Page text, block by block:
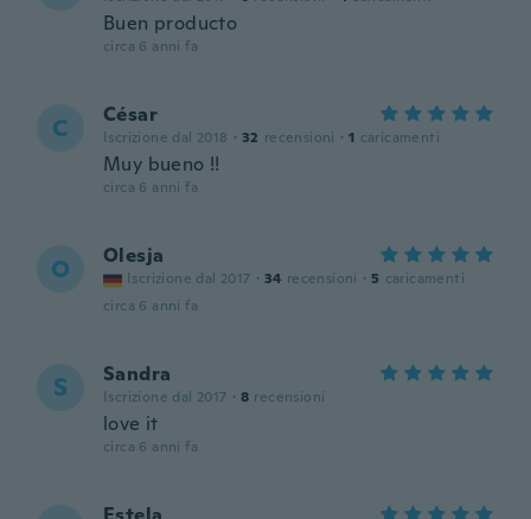
Buen producto
circa 6 anni fa
C César
Iscrizione dal 2018 · 32 recensioni · 1 caricamenti
Muy bueno !!
circa 6 anni fa
O Olesja
Iscrizione dal 2017 · 34 recensioni · 5 caricamenti
circa 6 anni fa
S Sandra
Iscrizione dal 2017 · 8 recensioni
love it
circa 6 anni fa